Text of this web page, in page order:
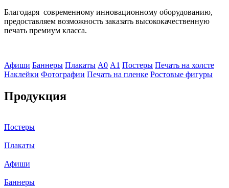
Благодаря современному инновационному оборудованию,
предоставляем возможность заказать высококачественную
печать премиум класса.
Афиши Баннеры Плакаты А0 А1 Постеры Печать на холсте
Наклейки Фотографии Печать на пленке Ростовые фигуры
Продукция
Постеры
Плакаты
Афиши
Баннеры